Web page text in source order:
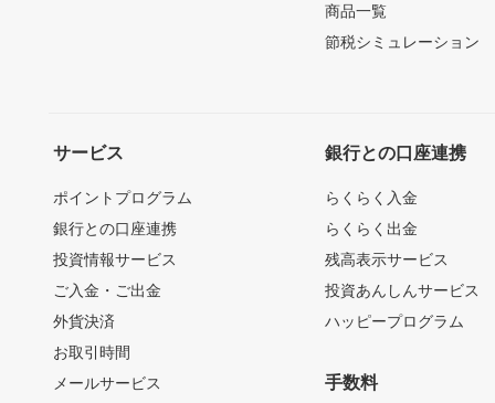
商品一覧
節税シミュレーション
サービス
ポイントプログラム
銀行との口座連携
投資情報サービス
ご入金・ご出金
外貨決済
お取引時間
メールサービス
銀行との口座連携
らくらく入金
らくらく出金
残高表示サービス
投資あんしんサービス
ハッピープログラム
手数料